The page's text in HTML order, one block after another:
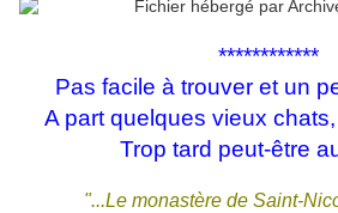
************
Pas facile à trouver et un
A part quelques vieux
Trop tard peut-être
"...Le monastère de Saint-